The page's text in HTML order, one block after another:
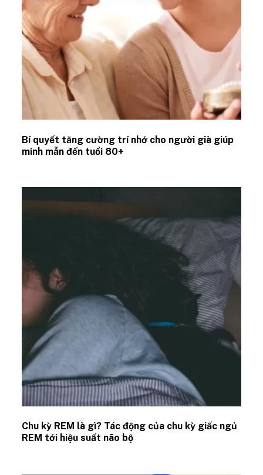
Bí quyết tăng cường trí nhớ cho người già giúp
minh mẫn đến tuổi 80+
Chu kỳ REM là gì? Tác động của chu kỳ giấc ngủ
REM tới hiệu suất não bộ